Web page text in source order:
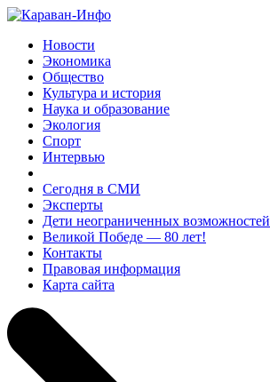
Новости
Экономика
Общество
Культура и история
Наука и образование
Экология
Спорт
Интервью
Сегодня в СМИ
Эксперты
Дети неограниченных возможностей
Великой Победе — 80 лет!
Контакты
Правовая информация
Карта сайта